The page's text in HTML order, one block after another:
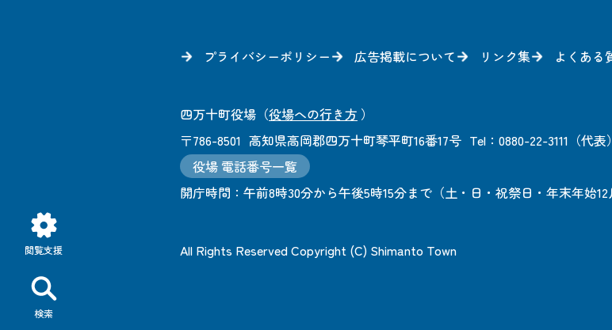
閲覧支援
検索
プライバシーポリシー 広告掲載について リンク集 よくある
四万十町役場 （役場への行き方 ）
〒786-8501 高知県高岡郡四万十町琴平町16番17号 Tel：0880-22-3111（代表）
役場 電話番号一覧
開庁時間： 午前8時30分から午後5時15分まで （土・日・祝祭日・年末年始
All Rights Reserved Copyright (C) Shimanto Town